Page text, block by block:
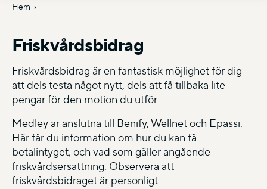
Hem
Friskvårdsbidrag
Friskvårdsbidrag är en fantastisk möjlighet för dig
att dels testa något nytt, dels att få tillbaka lite
pengar för den motion du utför.
Medley är anslutna till Benify, Wellnet och Epassi.
Här får du information om hur du kan få
betalintyget, och vad som gäller angående
friskvårdsersättning. Observera att
friskvårdsbidraget är personligt.